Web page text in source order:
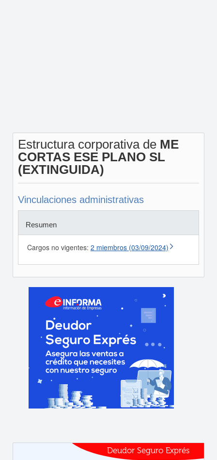
Estructura corporativa de ME
CORTAS ESE PLANO SL
(EXTINGUIDA)
Vinculaciones administrativas
Resumen
Cargos no vigentes: 2 miembros (03/09/2024)
Deudor Seguro Exprés